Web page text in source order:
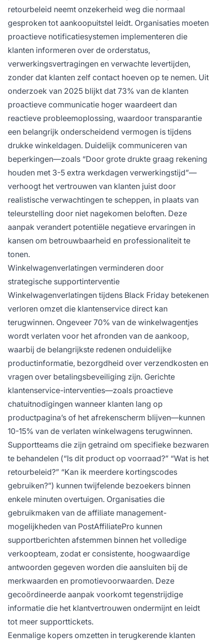
retourbeleid neemt onzekerheid weg die normaal
gesproken tot aankoopuitstel leidt. Organisaties moeten
proactieve notificatiesystemen implementeren die
klanten informeren over de orderstatus,
verwerkingsvertragingen en verwachte levertijden,
zonder dat klanten zelf contact hoeven op te nemen. Uit
onderzoek van 2025 blijkt dat 73% van de klanten
proactieve communicatie hoger waardeert dan
reactieve probleemoplossing, waardoor transparantie
een belangrijk onderscheidend vermogen is tijdens
drukke winkeldagen. Duidelijk communiceren van
beperkingen—zoals “Door grote drukte graag rekening
houden met 3-5 extra werkdagen verwerkingstijd”—
verhoogt het vertrouwen van klanten juist door
realistische verwachtingen te scheppen, in plaats van
teleurstelling door niet nagekomen beloften. Deze
aanpak verandert potentiële negatieve ervaringen in
kansen om betrouwbaarheid en professionaliteit te
tonen.
Winkelwagenverlatingen verminderen door
strategische supportinterventie
Winkelwagenverlatingen tijdens Black Friday betekenen
verloren omzet die klantenservice direct kan
terugwinnen. Ongeveer 70% van de winkelwagentjes
wordt verlaten voor het afronden van de aankoop,
waarbij de belangrijkste redenen onduidelijke
productinformatie, bezorgdheid over verzendkosten en
vragen over betalingsbeveiliging zijn. Gerichte
klantenservice-interventies—zoals proactieve
chatuitnodigingen wanneer klanten lang op
productpagina’s of het afrekenscherm blijven—kunnen
10-15% van de verlaten winkelwagens terugwinnen.
Supportteams die zijn getraind om specifieke bezwaren
te behandelen (“Is dit product op voorraad?” “Wat is het
retourbeleid?” “Kan ik meerdere kortingscodes
gebruiken?”) kunnen twijfelende bezoekers binnen
enkele minuten overtuigen. Organisaties die
gebruikmaken van de affiliate management-
mogelijkheden van PostAffiliatePro kunnen
supportberichten afstemmen binnen het volledige
verkoopteam, zodat er consistente, hoogwaardige
antwoorden gegeven worden die aansluiten bij de
merkwaarden en promotievoorwaarden. Deze
gecoördineerde aanpak voorkomt tegenstrijdige
informatie die het klantvertrouwen ondermijnt en leidt
tot meer supporttickets.
Eenmalige kopers omzetten in terugkerende klanten